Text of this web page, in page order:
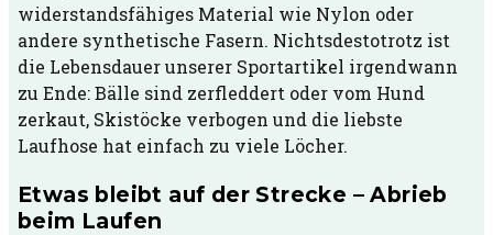
widerstandsfähiges Material wie Nylon oder
andere synthetische Fasern. Nichtsdestotrotz ist
die Lebensdauer unserer Sportartikel irgendwann
zu Ende: Bälle sind zerfleddert oder vom Hund
zerkaut, Skistöcke verbogen und die liebste
Laufhose hat einfach zu viele Löcher.
Etwas bleibt auf der Strecke – Abrieb
beim Laufen